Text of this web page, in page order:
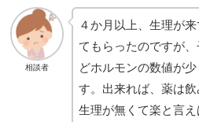
相談者
４か月以上、生理が
てもらったのですが
どホルモンの数値が
す。出来れば、薬は飲
生理が無くて楽と言